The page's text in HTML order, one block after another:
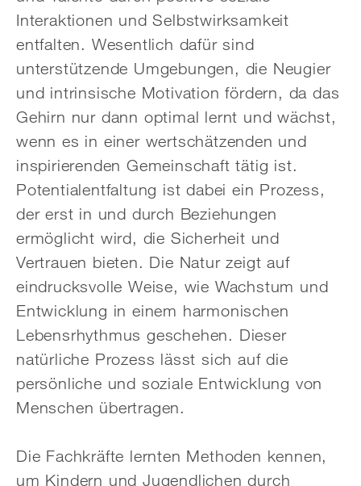
Interaktionen und Selbstwirksamkeit
entfalten. Wesentlich dafür sind
unterstützende Umgebungen, die Neugier
und intrinsische Motivation fördern, da das
Gehirn nur dann optimal lernt und wächst,
wenn es in einer wertschätzenden und
inspirierenden Gemeinschaft tätig ist.
Potentialentfaltung ist dabei ein Prozess,
der erst in und durch Beziehungen
ermöglicht wird, die Sicherheit und
Vertrauen bieten. Die Natur zeigt auf
eindrucksvolle Weise, wie Wachstum und
Entwicklung in einem harmonischen
Lebensrhythmus geschehen. Dieser
natürliche Prozess lässt sich auf die
persönliche und soziale Entwicklung von
Menschen übertragen.
Die Fachkräfte lernten Methoden kennen,
um Kindern und Jugendlichen durch